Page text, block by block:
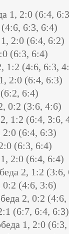
1, 2:0 (6:4,
6:3, 6:4)
2:0 (6:4, 6:2)
(6:3, 6:4)
1:2 (4:6, 6:3,
2:0 (6:4, 6:3)
6:4)
0:2 (3:6, 4:6)
1:2 (6:4, 3:6,
(6:4, 6:3)
(6:3, 6:4)
2:0 (6:4, 6:4)
2, 1:2 (3:6,
(4:6, 3:6)
2, 0:2 (4:6,
(6:7, 6:4, 6:3)
1, 2:0 (6:3,